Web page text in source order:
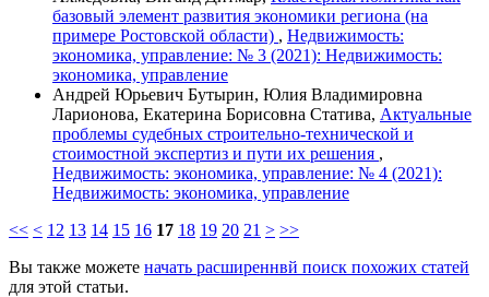
базовый элемент развития экономики региона (на
примере Ростовской области) , Недвижимость:
экономика, управление: № 3 (2021): Недвижимость:
экономика, управление
Андрей Юрьевич Бутырин, Юлия Владимировна
Ларионова, Екатерина Борисовна Статива, Актуальные
проблемы судебных строительно-технической и
стоимостной экспертиз и пути их решения ,
Недвижимость: экономика, управление: № 4 (2021):
Недвижимость: экономика, управление
<< < 12 13 14 15 16 17 18 19 20 21 > >>
Вы также можете начать расширеннвй поиск похожих статей
для этой статьи.